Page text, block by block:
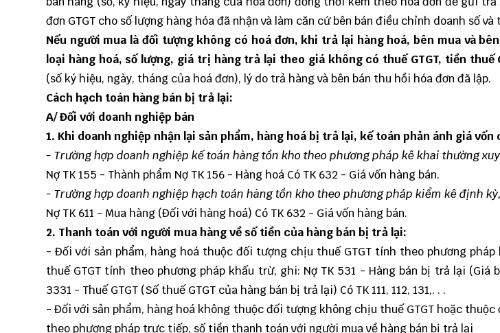
đơn GTGT cho số lượng hàng hóa đã nhận và làm căn cứ bên bán điều chỉnh doanh số và
Nếu người mua là đối tượng không có hoá đơn, khi trả lại hàng hoá, bên mua và
loại hàng hoá, số lượng, giá trị hàng trả lại theo giá không có thuế GTGT, tiền thuế
(số ký hiệu, ngày, tháng của hoá đơn), lý do trả hàng và bên bán thu hồi hóa đơn đã lập.
Cách hạch toán hàng bán bị trả lại:
A/ Đối với doanh nghiệp bán
1. Khi doanh nghiệp nhận lại sản phẩm, hàng hoá bị trả lại, kế toán phản ánh giá
- Trường hợp doanh nghiệp kế toán hàng tồn kho theo phương pháp kê khai thường
Nợ TK 155 - Thành phẩm Nợ TK 156 - Hàng hoá Có TK 632 - Giá vốn hàng bán.
- Trường hợp doanh nghiệp hạch toán hàng tồn kho theo phương pháp kiểm kê định
Nợ TK 611 - Mua hàng (Đối với hàng hoá) Có TK 632 - Giá vốn hàng bán.
2. Thanh toán với người mua hàng về số tiền của hàng bán bị trả lại:
- Đối với sản phẩm, hàng hoá thuộc đối tượng chịu thuế GTGT tính theo phương
thuế GTGT tính theo phương pháp khấu trừ, ghi: Nợ TK 531 - Hàng bán bị trả lại (Giá
3331 - Thuế GTGT (Số thuế GTGT của hàng bán bị trả lại) Có TK 111, 112, 131,. . .
- Đối với sản phẩm, hàng hoá không thuộc đối tượng không chịu thuế GTGT hoặc
theo phương pháp trực tiếp, số tiền thanh toán với người mua về hàng bán bị trả lại